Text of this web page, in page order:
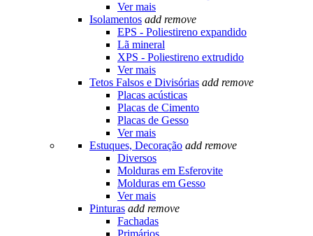
Ver mais
Isolamentos add remove
EPS - Poliestireno expandido
Lã mineral
XPS - Poliestireno extrudido
Ver mais
Tetos Falsos e Divisórias add remove
Placas acústicas
Placas de Cimento
Placas de Gesso
Ver mais
Estuques, Decoração add remove
Diversos
Molduras em Esferovite
Molduras em Gesso
Ver mais
Pinturas add remove
Fachadas